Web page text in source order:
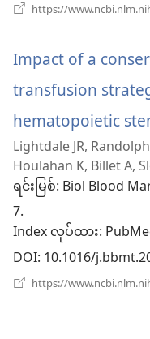
https://
Impact of a
transfusion
hematopoietic
Lightdale JR,
Houlahan K, Billet A,
ရင်းမြစ်‎: Biol Blood
7.
Index လုပ်ထား‎:
DOI‎: 10.1016/
https://